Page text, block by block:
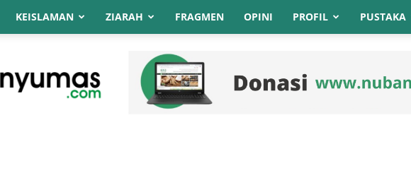
KEISLAMAN ZIARAH FRAGMEN OPINI PROFIL PUSTAKA